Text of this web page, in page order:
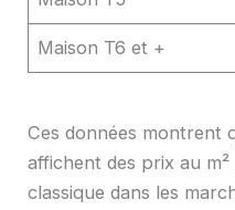
Maison T6 et +
Ces données montrent
affichent des prix au
classique dans les